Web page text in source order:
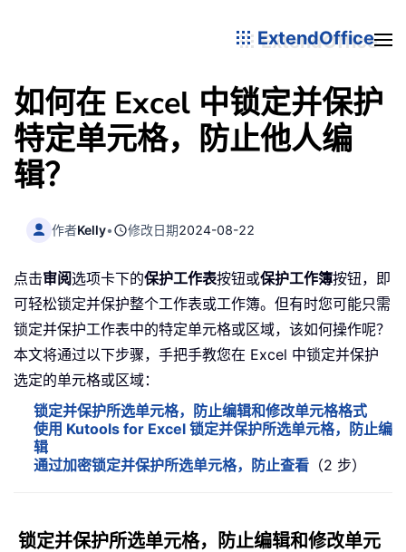
ExtendOffice
如何在 Excel 中锁定并保护
特定单元格，防止他人编
辑？
作者Kelly• 修改日期2024-08-22
点击审阅选项卡下的保护工作表按钮或保护工作簿按钮，即
可轻松锁定并保护整个工作表或工作簿。但有时您可能只需
锁定并保护工作表中的特定单元格或区域，该如何操作呢？
本文将通过以下步骤，手把手教您在 Excel 中锁定并保护
选定的单元格或区域：
锁定并保护所选单元格，防止编辑和修改单元格格式
使用 Kutools for Excel 锁定并保护所选单元格，防止编
辑
通过加密锁定并保护所选单元格，防止查看 （2 步）
锁定并保护所选单元格，防止编辑和修改单元